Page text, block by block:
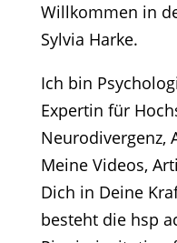
Willkommen in
Sylvia Harke.
Ich bin
Expertin für
Neurodivergenz,
Meine Videos,
Dich in Deine
besteht die hsp